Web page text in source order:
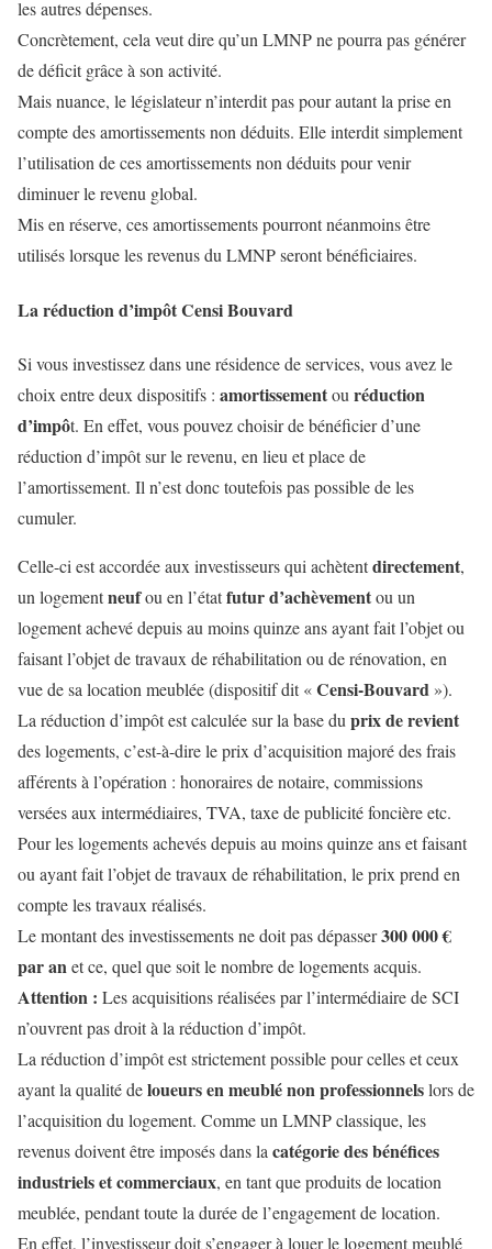
les autres dépenses.
Concrètement, cela veut dire qu’un LMNP ne pourra pas générer
de déficit grâce à son activité.
Mais nuance, le législateur n’interdit pas pour autant la prise en
compte des amortissements non déduits. Elle interdit simplement
l’utilisation de ces amortissements non déduits pour venir
diminuer le revenu global.
Mis en réserve, ces amortissements pourront néanmoins être
utilisés lorsque les revenus du LMNP seront bénéficiaires.
La réduction d’impôt Censi Bouvard
Si vous investissez dans une résidence de services, vous avez le
choix entre deux dispositifs : amortissementou réduction
d’impôt. En effet, vous pouvez choisir de bénéficier d’une
réduction d’impôt sur le revenu, en lieu et place de
l’amortissement. Il n’est donc toutefois pas possible de les
cumuler.
Celle-ci est accordée aux investisseurs qui achètentdirectement,
un logementneufou en l’étatfutur d’achèvementou un
logement achevé depuis au moins quinze ans ayant fait l’objet ou
faisant l’objet de travaux de réhabilitation ou de rénovation, en
vue de sa location meublée (dispositif dit «Censi-Bouvard »).
La réduction d’impôt est calculée sur la base du prix de revient
des logements, c’est-à-dire le prix d’acquisition majoré des frais
afférents à l’opération : honoraires de notaire, commissions
versées aux intermédiaires, TVA, taxe de publicité foncière etc.
Pour les logements achevés depuis au moins quinze ans et faisant
ou ayant fait l’objet de travaux de réhabilitation, le prix prend en
compte les travaux réalisés.
Le montant des investissements ne doit pas dépasser300 000 €
par anet ce, quel que soit le nombre de logements acquis.
Attention : Les acquisitions réalisées par l’intermédiaire de SCI
n’ouvrent pas droit à la réduction d’impôt.
La réduction d’impôt est strictement possible pour celles et ceux
ayant la qualité deloueurs en meublé non professionnelslors de
l’acquisition du logement. Comme un LMNP classique, les
revenus doivent être imposés dans la catégorie des bénéfices
industriels et commerciaux, en tant que produits de location
meublée, pendant toute la durée de l’engagement de location.
En effet, l’investisseur doit s’engager à louer le logement meublé